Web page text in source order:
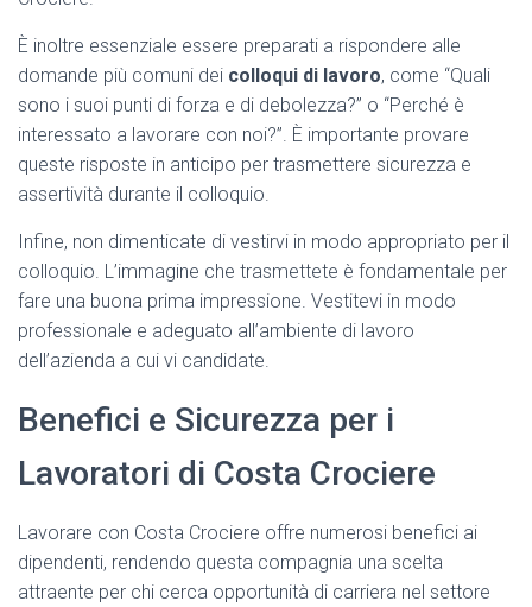
È inoltre essenziale essere preparati a rispondere alle
domande più comuni dei colloqui di lavoro, come “Quali
sono i suoi punti di forza e di debolezza?” o “Perché è
interessato a lavorare con noi?”. È importante provare
queste risposte in anticipo per trasmettere sicurezza e
assertività durante il colloquio.
Infine, non dimenticate di vestirvi in modo appropriato per il
colloquio. L’immagine che trasmettete è fondamentale per
fare una buona prima impressione. Vestitevi in modo
professionale e adeguato all’ambiente di lavoro
dell’azienda a cui vi candidate.
Benefici e Sicurezza per i
Lavoratori di Costa Crociere
Lavorare con Costa Crociere offre numerosi benefici ai
dipendenti, rendendo questa compagnia una scelta
attraente per chi cerca opportunità di carriera nel settore